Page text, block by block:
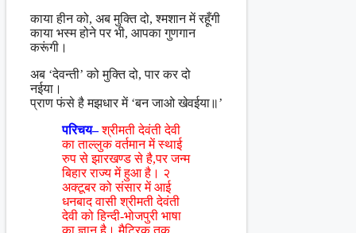
काया हीन को, अब मुक्ति दो, श्मशान में रहूँगी
काया भस्म होने पर भी, आपका गुणगान
करूंगी।
अब ‘देवन्ती’ को मुक्ति दो, पार कर दो
नईया।
प्राण फंसे है मझधार में ‘बन जाओ खेवईया॥’
परिचय–श्रीमती देवंती देवी
का ताल्लुक वर्तमान में स्थाई
रुप से झारखण्ड से है,पर जन्म
बिहार राज्य में हुआ है। २
अक्टूबर को संसार में आई
धनबाद वासी श्रीमती देवंती
देवी को हिन्दी-भोजपुरी भाषा